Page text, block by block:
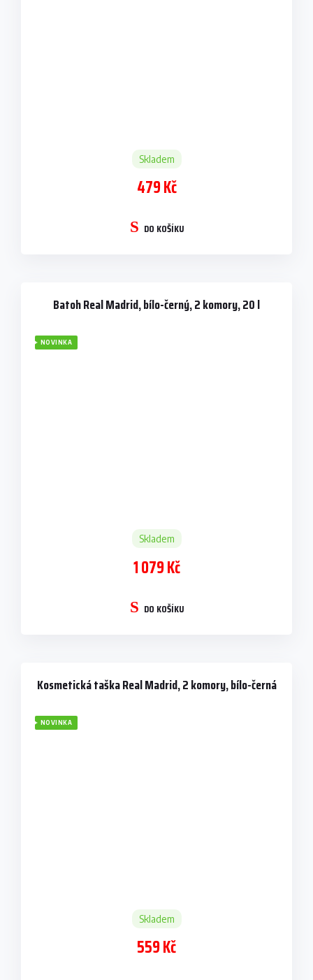
Skladem
479 Kč
DO KOŠÍKU
Batoh Real Madrid, bílo-černý, 2 komory, 20 l
NOVINKA
Skladem
1 079 Kč
DO KOŠÍKU
Kosmetická taška Real Madrid, 2 komory, bílo-černá
NOVINKA
Skladem
559 Kč